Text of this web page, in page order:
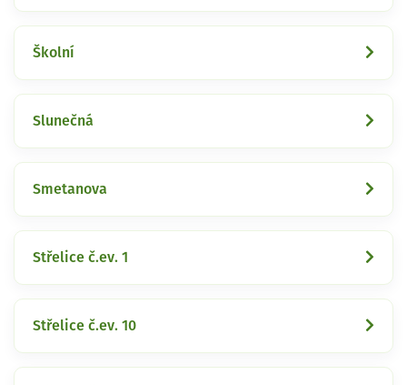
Školní
Slunečná
Smetanova
Střelice č.ev. 1
Střelice č.ev. 10